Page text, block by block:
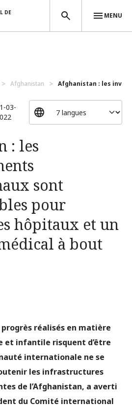
DE
MENU
Afghanistan Afghanistan : les
03-
: les
sont
pour
hôpitaux et un
à bout
progrès réalisés en matière
et infantile risquent d’être
internationale ne se
les infrastructures
de l’Afghanistan, a averti
du Comité international